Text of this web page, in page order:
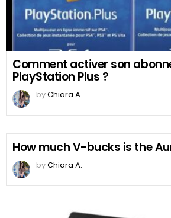
Comment activer son
PlayStation Plus ?
byChiara A.
How much V-bucks is the
byChiara A.